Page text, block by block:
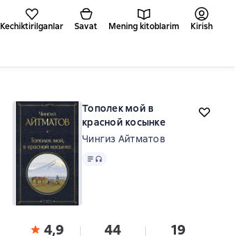
Kechiktirilganlar Savat Mening kitoblarim Kirish
Тополек мой в
красной косынке
Чингиз Айтматов
Matn
4,9 44 19